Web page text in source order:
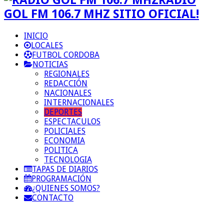
GOL FM 106.7 MHZ SITIO OFICIAL!
INICIO
LOCALES
FUTBOL CORDOBA
NOTICIAS
REGIONALES
REDACCIÓN
NACIONALES
INTERNACIONALES
DEPORTES
ESPECTACULOS
POLICIALES
ECONOMIA
POLITICA
TECNOLOGIA
TAPAS DE DIARIOS
PROGRAMACIÓN
¿QUIENES SOMOS?
CONTACTO